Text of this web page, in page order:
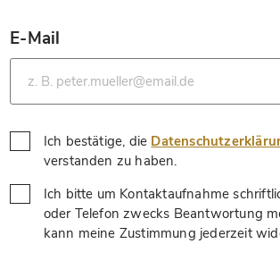
E-Mail
*
Ich bestätige, die
verstanden zu haben.
Ich bitte um Kontaktaufnahme
oder Telefon zwecks Beantwortung
kann meine Zustimmung jederzeit